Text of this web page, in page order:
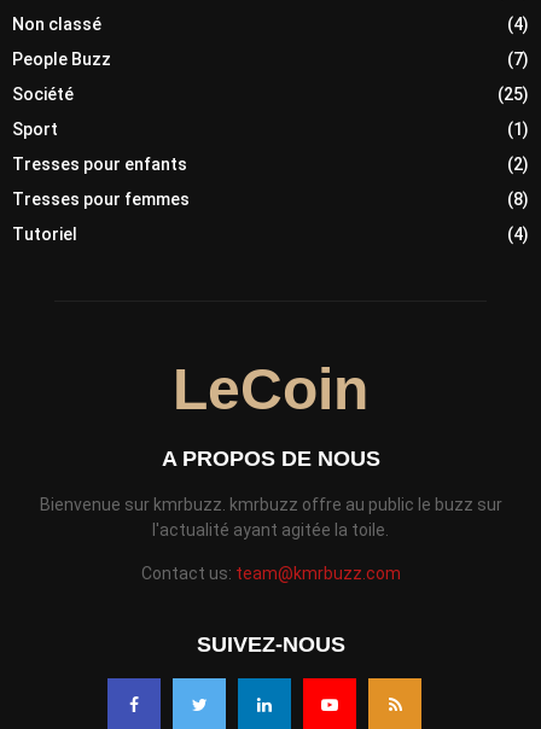
Non classé
(4)
People Buzz
(7)
Société
(25)
Sport
(1)
Tresses pour enfants
(2)
Tresses pour femmes
(8)
Tutoriel
(4)
LeCoin
A PROPOS DE NOUS
Bienvenue sur kmrbuzz. kmrbuzz offre au public le buzz sur
l'actualité ayant agitée la toile.
Contact us: team@kmrbuzz.com
SUIVEZ-NOUS